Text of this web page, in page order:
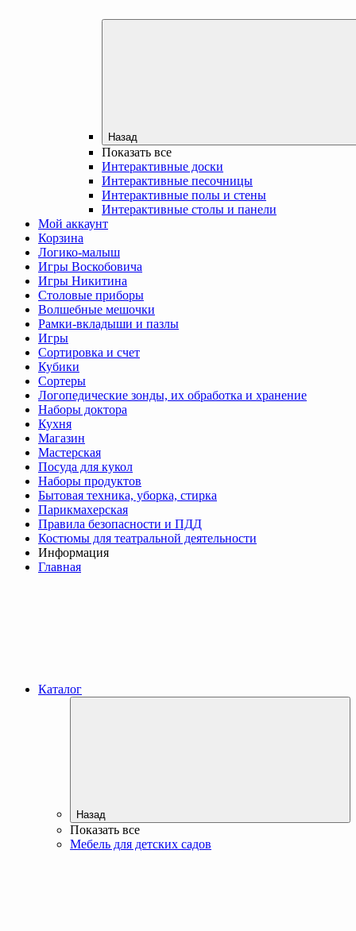
Назад
Показать все
Интерактивные доски
Интерактивные песочницы
Интерактивные полы и стены
Интерактивные столы и панели
Мой аккаунт
Корзина
Логико-малыш
Игры Воскобовича
Игры Никитина
Столовые приборы
Волшебные мешочки
Рамки-вкладыши и пазлы
Игры
Сортировка и счет
Кубики
Сортеры
Логопедические зонды, их обработка и хранение
Наборы доктора
Кухня
Магазин
Мастерская
Посуда для кукол
Наборы продуктов
Бытовая техника, уборка, стирка
Парикмахерская
Правила безопасности и ПДД
Костюмы для театральной деятельности
Информация
Главная
Каталог
Назад
Показать все
Мебель для детских садов